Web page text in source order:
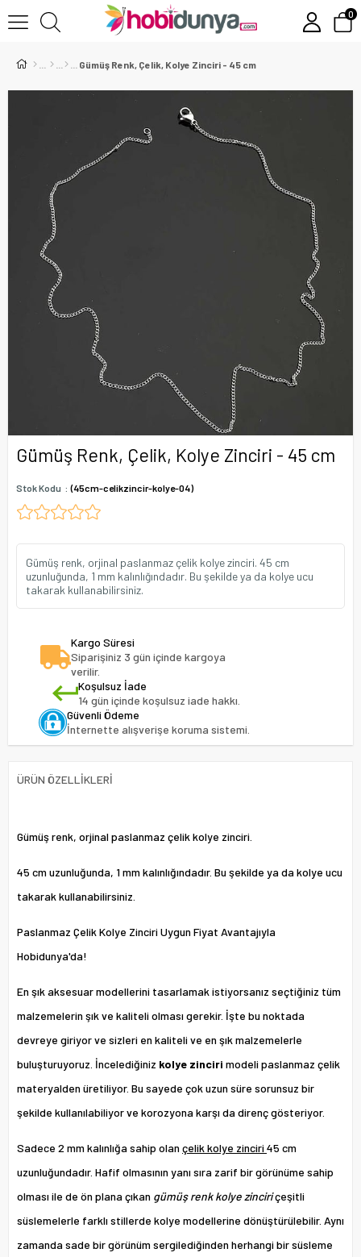
0
Gümüş Renk, Çelik, Kolye Zinciri - 45 cm
Gümüş Renk, Çelik, Kolye Zinciri - 45 cm
Stok Kodu (45cm-celikzincir-kolye-04)
Gümüş renk, orjinal paslanmaz çelik kolye zinciri. 45 cm
uzunluğunda, 1 mm kalınlığındadır. Bu şekilde ya da kolye ucu
takarak kullanabilirsiniz.
Kargo Süresi
Siparişiniz 3 gün içinde kargoya
verilir.
Koşulsuz İade
14 gün içinde koşulsuz iade hakkı.
Güvenli Ödeme
İnternette alışverişe koruma sistemi.
ÜRÜN ÖZELLIKLERI
Gümüş renk, orjinal paslanmaz çelik kolye zinciri.
45 cm uzunluğunda, 1 mm kalınlığındadır. Bu şekilde ya da kolye ucu
takarak kullanabilirsiniz.
Paslanmaz Çelik Kolye Zinciri Uygun Fiyat Avantajıyla
Hobidunya'da!
En şık aksesuar modellerini tasarlamak istiyorsanız seçtiğiniz tüm
malzemelerin şık ve kaliteli olması gerekir. İşte bu noktada
devreye giriyor ve sizleri en kaliteli ve en şık malzemelerle
buluşturuyoruz. İncelediğiniz kolye zinciri modeli paslanmaz çelik
materyalden üretiliyor. Bu sayede çok uzun süre sorunsuz bir
şekilde kullanılabiliyor ve korozyona karşı da direnç gösteriyor.
Sadece 2 mm kalınlığa sahip olan çelik kolye zinciri45 cm
uzunluğundadır. Hafif olmasının yanı sıra zarif bir görünüme sahip
olması ile de ön plana çıkan gümüş renk kolye zinciriçeşitli
süslemelerle farklı stillerde kolye modellerine dönüştürülebilir. Aynı
zamanda sade bir görünüm sergilediğinden herhangi bir süsleme